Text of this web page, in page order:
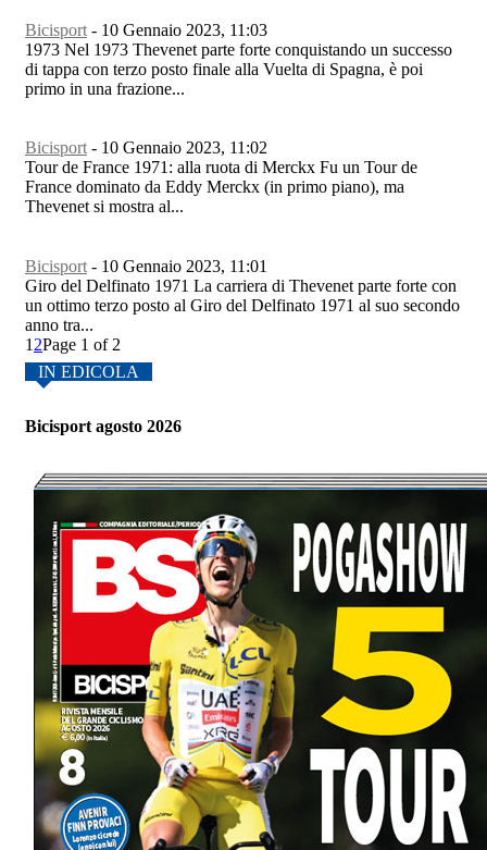
Bicisport - 10 Gennaio 2023, 11:03
1973 Nel 1973 Thevenet parte forte conquistando un successo
di tappa con terzo posto finale alla Vuelta di Spagna, è poi
primo in una frazione...
Bicisport - 10 Gennaio 2023, 11:02
Tour de France 1971: alla ruota di Merckx Fu un Tour de
France dominato da Eddy Merckx (in primo piano), ma
Thevenet si mostra al...
Bicisport - 10 Gennaio 2023, 11:01
Giro del Delfinato 1971 La carriera di Thevenet parte forte con
un ottimo terzo posto al Giro del Delfinato 1971 al suo secondo
anno tra...
1 2Page 1 of 2
IN EDICOLA
Bicisport agosto 2026